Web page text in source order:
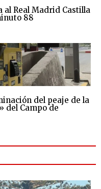
Real Madrid Castilla
88
del peaje de la
del Campo de